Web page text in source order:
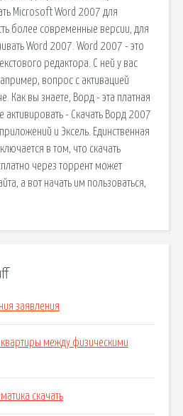
Microsoft Word 2007 для
более современные версии, для
Word 2007. Word 2007 - это
редактора. С ней у вас
вопрос с активацией
Как вы знаете, Ворд - эта платная
- Скачать Ворд 2007
и Эксель. Единственная
в том, что скачать
через торрент может
а вот начать им пользоваться,
заявления
между физическими
скачать